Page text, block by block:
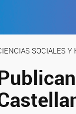
SOCIALES Y